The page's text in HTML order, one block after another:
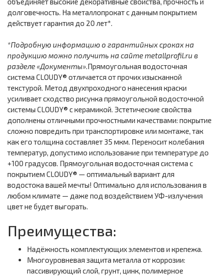
долговечность. На металлопрокат с данным покрытием
действует гарантия до 20 лет*.
*Подробную информацию о гарантийных сроках на
продукцию можно получить на сайте metallprofil.ru в
разделе «Документы».Прямоугольная водосточная
система CLOUDY® отличается от прочих изысканной
текстурой. Метод двухпроходного нанесения краски
усиливает сходство рисунка прямоугольной водосточной
системы CLOUDY® с керамикой. Эстетические свойства
дополнены отличными прочностными качествами: покрытие
сложно повредить при транспортировке или монтаже, так
как его толщина составляет 35 мкм. Переносит колебания
температур, допустимо использование при температуре до
+100 градусов. Прямоугольная водосточная система с
покрытием CLOUDY® — оптимальный вариант для
водостока вашей мечты! Оптимально для использования в
любом климате — даже под воздействием УФ-излучения
цвет не будет выгорать.
Преимущества:
Надёжность комплектующих элементов и крепежа.
Многоуровневая защита металла от коррозии:
пассивирующий слой, грунт, цинк, полимерное